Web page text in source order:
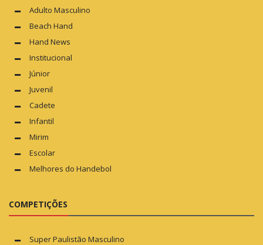
Adulto Masculino
Beach Hand
Hand News
Institucional
Júnior
Juvenil
Cadete
Infantil
Mirim
Escolar
Melhores do Handebol
COMPETIÇÕES
Super Paulistão Masculino